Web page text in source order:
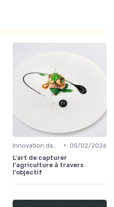
• 05/02/2026
L'art de capturer
l'agriculture à travers
l'objectif